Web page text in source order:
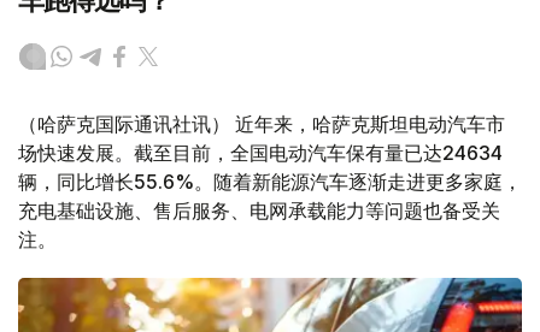
（哈萨克国际通讯社讯） 近年来，哈萨克斯坦电动汽车市
场快速发展。截至目前，全国电动汽车保有量已达24634
辆，同比增长55.6%。随着新能源汽车逐渐走进更多家庭，
充电基础设施、售后服务、电网承载能力等问题也备受关
注。